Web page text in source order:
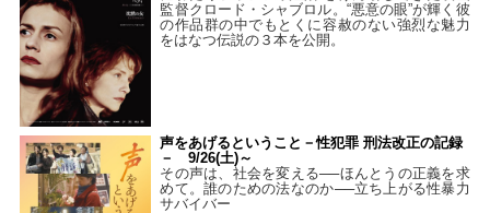
監督クロード・シャブロル。“悪意の眼”が輝く彼
の作品群の中でもとくに容赦のない強烈な魅力
をはなつ伝説の３本を公開。
声をあげるということ－性犯罪 刑法改正の記録
－ 9/26(土)～
その声は、社会を変える──ほんとうの正義を求
めて。誰のための法なのか──立ち上がる性暴力
サバイバー